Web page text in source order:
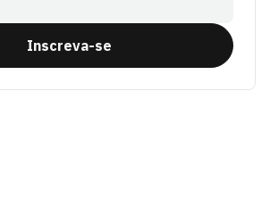
Inscreva-se